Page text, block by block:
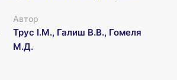
Автор
Трус І.М., Галиш В.В., Гомеля
М.Д.